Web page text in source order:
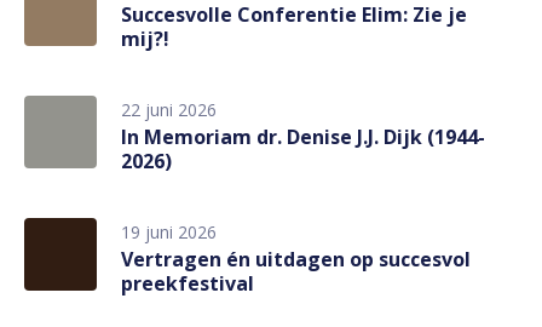
Succesvolle Conferentie Elim: Zie je
mij?!
22 juni 2026
In Memoriam dr. Denise J.J. Dijk (1944-
2026)
19 juni 2026
Vertragen én uitdagen op succesvol
preekfestival